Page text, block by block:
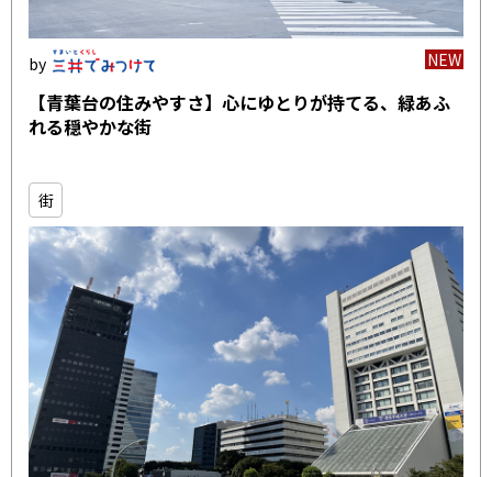
NEW
【青葉台の住みやすさ】心にゆとりが持てる、緑あふ
れる穏やかな街
街